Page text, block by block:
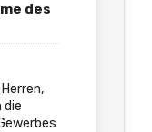
des
die